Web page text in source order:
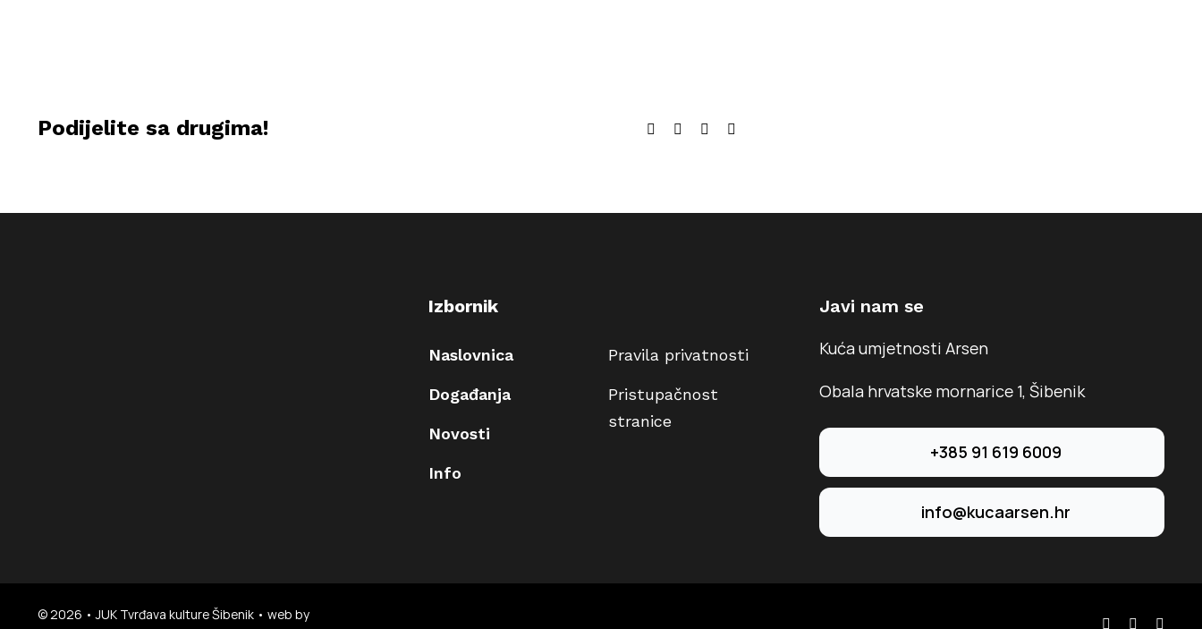
Podijelite sa drugima! Facebook
TwitterLinkedIn
Izbornik
Naslovnica
Događanja
Novosti
Info
Pravila privatnosti
Pristupačnost
stranice
Javi nam se
Kuća umjetnosti Arsen
Obala hrvatske mornarice 1, Šibenik
+385 91 619 6009
info@kucaarsen.hr
© 2026 • JUK Tvrđava kulture Šibenik • web by